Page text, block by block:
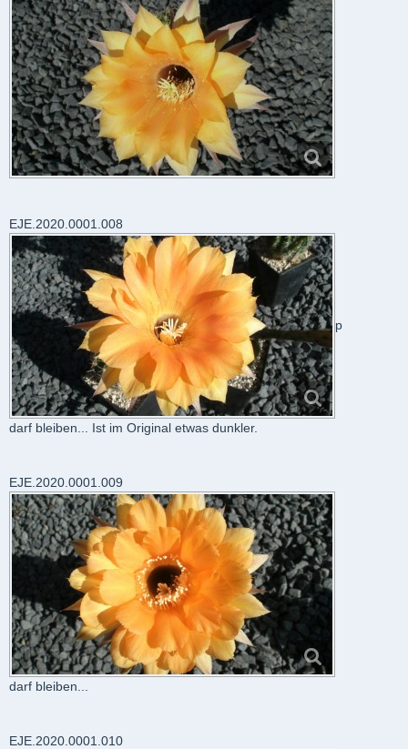
EJE.2020.0001.008
p
darf bleiben... Ist im Original etwas dunkler.
EJE.2020.0001.009
darf bleiben...
EJE.2020.0001.010